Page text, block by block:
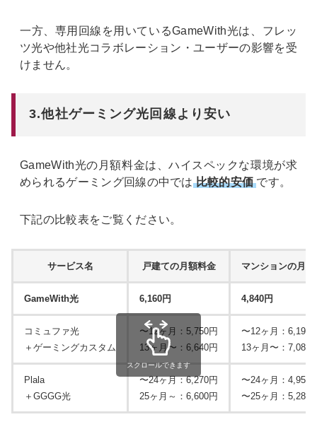
一方、専用回線を用いているGameWith光は、フレッ
ツ光や他社光コラボレーション・ユーザーの影響を受
けません。
3.他社ゲーミング光回線より安い
GameWith光の月額料金は、ハイスペックな環境が求
められるゲーミング回線の中では 比較的安価 です。
下記の比較表をご覧ください。
サービス名 戸建ての月額料金 マンションの月額
GameWith光 6,160円 4,840円
コミュファ光
＋ゲーミングカスタム
〜12ヶ月：5,750円
13ヶ月〜：6,640円
〜12ヶ月：6,190
13ヶ月〜：7,080
Plala
＋GGGG光
〜24ヶ月：6,270円
25ヶ月～：6,600円
〜24ヶ月：4,950
〜25ヶ月：5,280
スクロールできます